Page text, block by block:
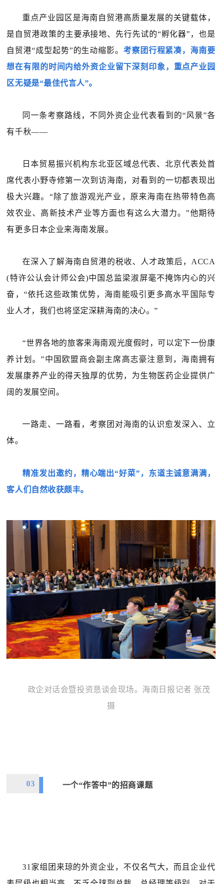
重点产业园区是海南自贸港高质量发展的关键载体，
是自贸港政策的主要承接地、先行先试的“孵化器”，也是
自贸港“成型起势”的生动缩影。 考察团行程紧凑，海南要
想在有限的时间内给外资企业留下深刻印象，重点产业园
区无疑是“最佳代言人”。
同一条考察路线，不同外资企业代表看到的“风景”各
有千秋——
日本贸易振兴机构东北亚区域总代表、北京代表处首
席代表小野寺修第一次到访海南，对看到的一切都表现出
极大兴趣。“除了旅游观光产业，原来海南在热带特色高
效农业、高新技术产业等方面也有这么大潜力。”他期待
有更多日本企业来海南发展。
在深入了解海南自贸港的税收、人才政策后，ACCA
(特许公认会计师公会)中国总监梁淑屏毫不掩饰内心的兴
奋，“依托这些政策优势，海南能吸引更多高水平国际专
业人才，我们也将坚定深耕海南的决心。”
“世界各地的旅客来海南观光度假时，可以定下一份康
养计划。”中国欧盟商会副主席高志豪注意到，海南拥有
发展康养产业的得天独厚的优势，为生物医药企业提供广
阔的发展空间。
一路走、一路看，考察团对海南的认识愈发深入、立
体。
精准发出邀约，精心端出“好菜”，东道主诚意满满，
客人们自然收获颇丰。
政企对话会暨投资恳谈会现场。海南日报记者 张茂
摄
03 一个“作答中”的招商课题
31家组团来琼的外资企业，不仅名气大，而且企业代